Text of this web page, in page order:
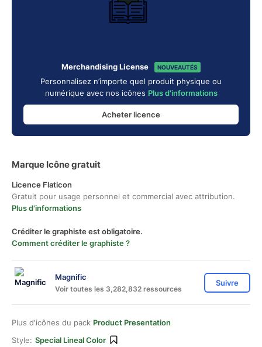
Merchandising License NOUVEAUTÉS
Personnalisez n’importe quel produit physique ou
numérique avec nos icônes Plus d'informations
Acheter licence
Marque Icône gratuit
Licence Flaticon
Gratuit pour usage personnel et commercial avec attribution.
Plus d'informations
Créditer le graphiste est obligatoire.
Comment créditer le graphiste ?
Magnific
Voir toutes les 3,282,832 ressources
Suivre
Plus d'icônes du pack Product Presentation
Style: Special Lineal Color